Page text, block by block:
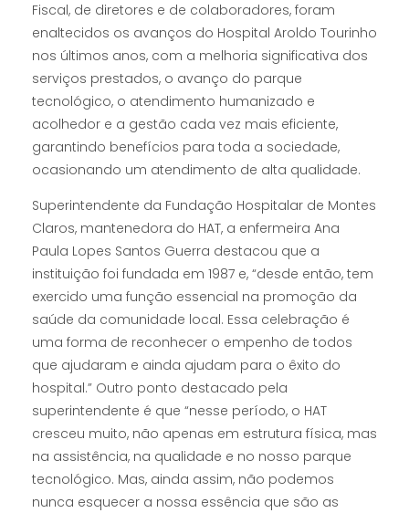
Fiscal, de diretores e de colaboradores, foram
enaltecidos os avanços do Hospital Aroldo Tourinho
nos últimos anos, com a melhoria significativa dos
serviços prestados, o avanço do parque
tecnológico, o atendimento humanizado e
acolhedor e a gestão cada vez mais eficiente,
garantindo benefícios para toda a sociedade,
ocasionando um atendimento de alta qualidade.
Superintendente da Fundação Hospitalar de Montes
Claros, mantenedora do HAT, a enfermeira Ana
Paula Lopes Santos Guerra destacou que a
instituição foi fundada em 1987 e, “desde então, tem
exercido uma função essencial na promoção da
saúde da comunidade local. Essa celebração é
uma forma de reconhecer o empenho de todos
que ajudaram e ainda ajudam para o êxito do
hospital.” Outro ponto destacado pela
superintendente é que “nesse período, o HAT
cresceu muito, não apenas em estrutura física, mas
na assistência, na qualidade e no nosso parque
tecnológico. Mas, ainda assim, não podemos
nunca esquecer a nossa essência que são as